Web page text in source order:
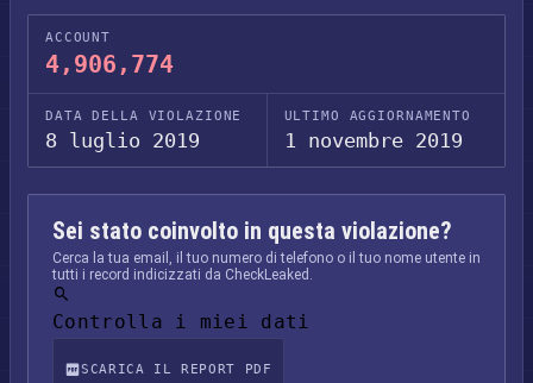
ACCOUNT
4,906,774
DATA DELLA VIOLAZIONE
8 luglio 2019
ULTIMO AGGIORNAMENTO
1 novembre 2019
Sei stato coinvolto in questa violazione?
Cerca la tua email, il tuo numero di telefono o il tuo nome utente in
tutti i record indicizzati da CheckLeaked.
Controlla i miei dati
SCARICA IL REPORT PDF